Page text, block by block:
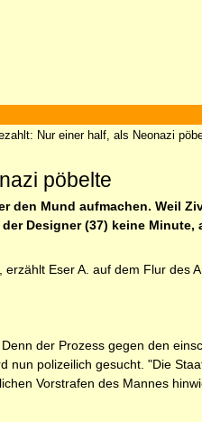
Nur einer half, als Neonazi
pöbelte
den Mund aufmachen. Weil
Designer (37) keine Minute,
Eser A. auf dem Flur des
der Prozess gegen den
polizeilich gesucht. "Die
Vorstrafen des Mannes